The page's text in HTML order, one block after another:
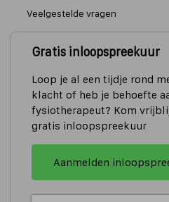
Veelgestelde vragen
Algemene informatie en tarieven
Privacyverklaring
Cookieverklaring
Copyright en disclaimer
Gratis inloopspreekuur
Loop je al een tijdje rond
klacht of heb je behoefte
fysiotherapeut? Kom
gratis inloopspreekuur
Aanmelden